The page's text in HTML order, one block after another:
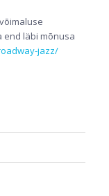
läbi mõnusa
jazz/